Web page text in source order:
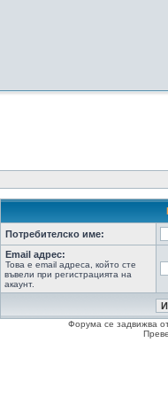
Потребителско име:
Email адрес:
Това е email адреса, който сте
въвели при регистрацията на
акаунт.
Форума се задвижва